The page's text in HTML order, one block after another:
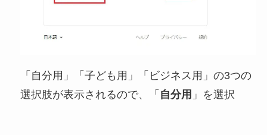
「自分用」「子ども用」「ビジネス用」の3つの
選択肢が表示されるので、「 自分用 」を選択